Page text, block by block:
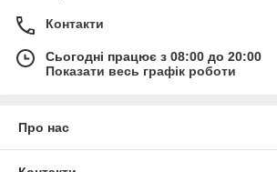
Контакти
Сьогодні працює з 08:00 до 20:00
Показати весь графік роботи
Про нас